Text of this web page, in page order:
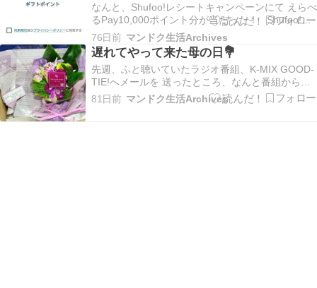
なんと、Shufoo!レシートキャンペーンにて えらべ
るPay10,000ポイント分が当たった！ Shufoo!の
レシートキャンペーンといえば今年2月に 1,000P
が当選し、続いて3月にも1,000Pが当たって いる
わけだが、さすがに3か月連続は無かったかと 油
断していた…
76日前 マンドク生活Archives
遅れてやって来た母の日💐
先週、ふと聴いていたラジオ番組、K-MIX GOOD-
TIE!へメールを 送ったところ、なんと番組から花
福さんのブーケが送られて来た。 その日のテー
マが、私の旅行の友。・・・という事で、自分が
81日前 マンドク生活Archives